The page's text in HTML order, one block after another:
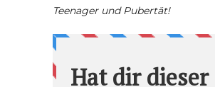
Teenager und Pubertät!